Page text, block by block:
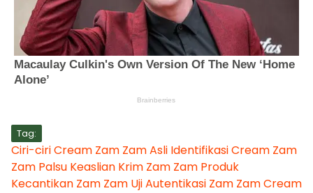
Tag:
Ciri-ciri Cream Zam Zam Asli Identifikasi Cream Zam
Zam Palsu Keaslian Krim Zam Zam Produk
Kecantikan Zam Zam Uji Autentikasi Zam Zam Cream